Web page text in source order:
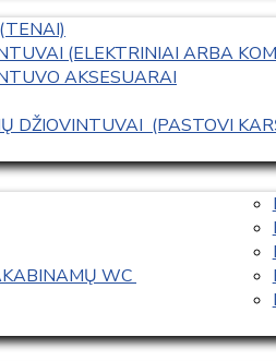
(ELEKTRINIAI ARBA
AKSESUARAI
DŽIOVINTUVAI  (PASTOVI
WC